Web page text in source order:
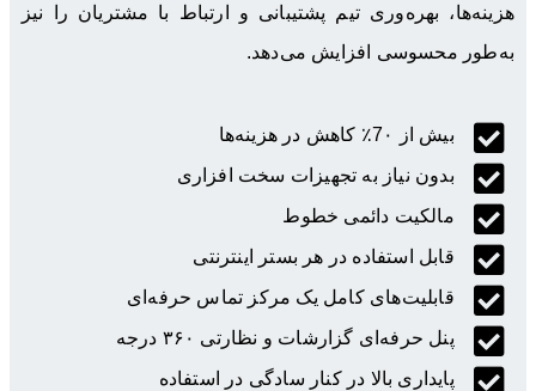
هزینه‌ها، بهره‌وری تیم پشتیبانی و ارتباط با مشتریان را نیز
به‌طور محسوسی افزایش می‌دهد.
بیش از 7۰٪ کاهش در هزینه‌ها
بدون نیاز به تجهیزات سخت افزاری
مالکیت دائمی خطوط
قابل استفاده در هر بستر اینترنتی
قابلیت‌های کامل یک مرکز تماس حرفه‌ای
پنل حرفه‌ای گزارشات و نظارتی ۳۶۰ درجه
پایداری بالا در کنار سادگی در استفاده